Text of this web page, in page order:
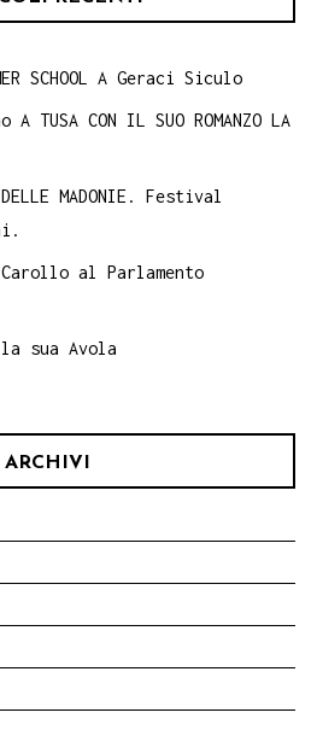
SCHOOL A Geraci Siculo
TUSA CON IL SUO ROMANZO LA
DELLE MADONIE. Festival
al Parlamento
sua Avola
ARCHIVI